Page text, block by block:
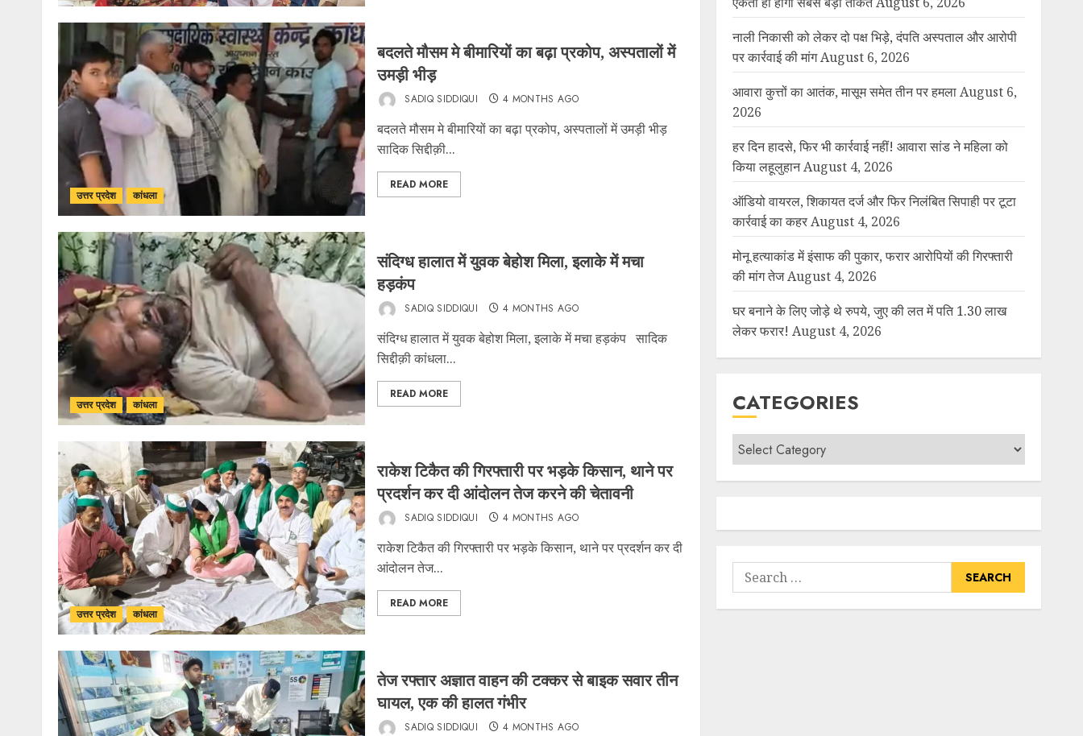
उत्तर प्रदेश कांधला
बदलते मौसम मे बीमारियों का बढ़ा प्रकोप, अस्पतालों में
उमड़ी भीड़
SADIQ SIDDIQUI 4 MONTHS AGO
बदलते मौसम मे बीमारियों का बढ़ा प्रकोप, अस्पतालों में उमड़ी भीड़
सादिक सिद्दीक़ी...
READ MORE
उत्तर प्रदेश कांधला
संदिग्ध हालात में युवक बेहोश मिला, इलाके में मचा
हड़कंप
SADIQ SIDDIQUI 4 MONTHS AGO
संदिग्ध हालात में युवक बेहोश मिला, इलाके में मचा हड़कंप सादिक
सिद्दीक़ी कांधला...
READ MORE
उत्तर प्रदेश कांधला
राकेश टिकैत की गिरफ्तारी पर भड़के किसान, थाने पर
प्रदर्शन कर दी आंदोलन तेज करने की चेतावनी
SADIQ SIDDIQUI 4 MONTHS AGO
राकेश टिकैत की गिरफ्तारी पर भड़के किसान, थाने पर प्रदर्शन कर दी
आंदोलन तेज...
READ MORE
तेज रफ्तार अज्ञात वाहन की टक्कर से बाइक सवार तीन
घायल, एक की हालत गंभीर
SADIQ SIDDIQUI 4 MONTHS AGO
नाली निकासी को लेकर दो पक्ष भिड़े, दंपति अस्पताल और आरोपी
पर कार्रवाई की मांग August 6, 2026
आवारा कुत्तों का आतंक, मासूम समेत तीन पर हमला August 6,
2026
हर दिन हादसे, फिर भी कार्रवाई नहीं! आवारा सांड ने महिला को
किया लहूलुहान August 4, 2026
ऑडियो वायरल, शिकायत दर्ज और फिर निलंबित सिपाही पर टूटा
कार्रवाई का कहर August 4, 2026
मोनू हत्याकांड में इंसाफ की पुकार, फरार आरोपियों की गिरफ्तारी
की मांग तेज August 4, 2026
घर बनाने के लिए जोड़े थे रुपये, जुए की लत में पति 1.30 लाख
लेकर फरार! August 4, 2026
CATEGORIES